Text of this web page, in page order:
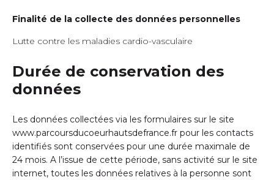
Finalité de la collecte des données personnelles
Lutte contre les maladies cardio-vasculaire
Durée de conservation des
données
Les données collectées via les formulaires sur le site
www.parcoursducoeurhautsdefrance.fr pour les contacts
identifiés sont conservées pour une durée maximale de
24 mois. A l’issue de cette période, sans activité sur le site
internet, toutes les données relatives à la personne sont